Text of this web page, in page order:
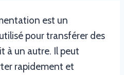
est un
pour transférer des
à un autre. Il peut
rapidement et